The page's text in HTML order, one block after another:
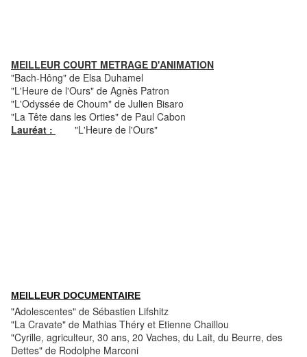
MEILLEUR COURT METRAGE D'ANIMATION
"Bach-Hông" de Elsa Duhamel
"L'Heure de l'Ours" de Agnès Patron
"L'Odyssée de Choum" de Julien Bisaro
"La Tête dans les Orties" de Paul Cabon
Lauréat :
"L'Heure de l'Ours"
MEILLEUR DOCUMENTAIRE
"Adolescentes" de Sébastien Lifshitz
"La Cravate" de Mathias Théry et Etienne Chaillou
"Cyrille, agriculteur, 30 ans, 20 Vaches, du Lait, du Beurre, des
Dettes" de Rodolphe Marconi